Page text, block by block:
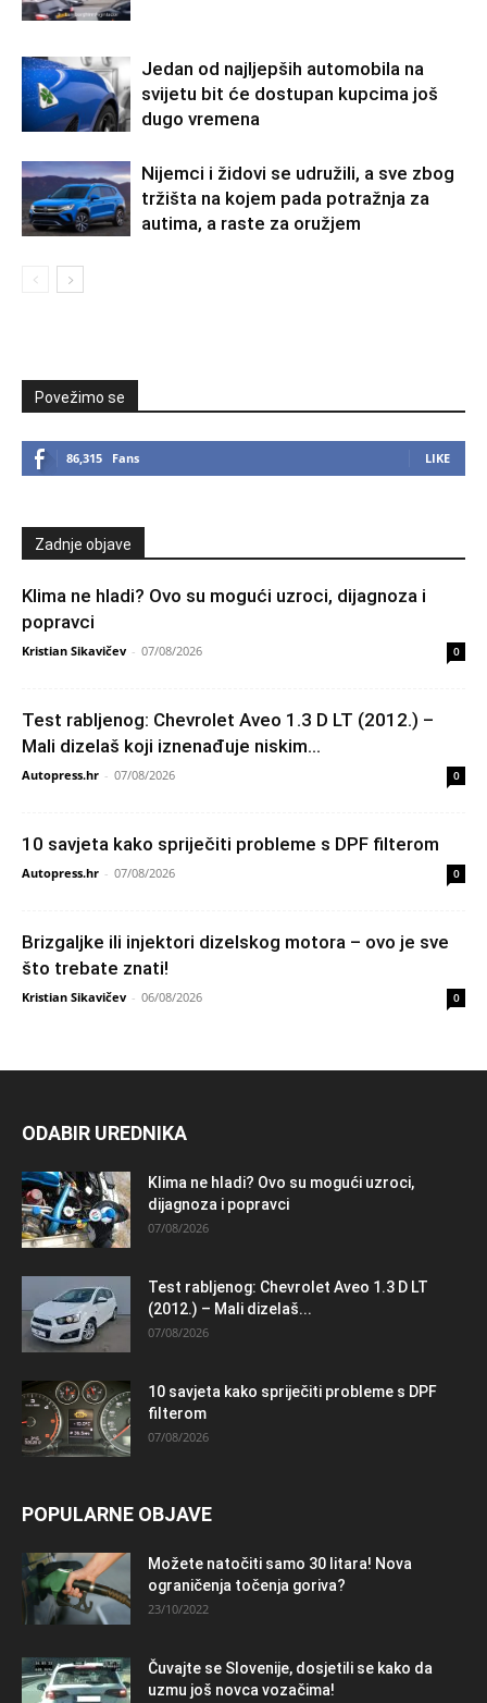
Jedan od najljepših automobila na
svijetu bit će dostupan kupcima još
dugo vremena
Nijemci i židovi se udružili, a sve zbog
tržišta na kojem pada potražnja za
autima, a raste za oružjem
Povežimo se
86,315 Fans LIKE
Zadnje objave
Klima ne hladi? Ovo su mogući uzroci, dijagnoza i
popravci
Kristian Sikavičev - 07/08/2026 0
Test rabljenog: Chevrolet Aveo 1.3 D LT (2012.) –
Mali dizelaš koji iznenađuje niskim...
Autopress.hr - 07/08/2026 0
10 savjeta kako spriječiti probleme s DPF filterom
Autopress.hr - 07/08/2026 0
Brizgaljke ili injektori dizelskog motora – ovo je sve
što trebate znati!
Kristian Sikavičev - 06/08/2026 0
ODABIR UREDNIKA
Klima ne hladi? Ovo su mogući uzroci,
dijagnoza i popravci
07/08/2026
Test rabljenog: Chevrolet Aveo 1.3 D LT
(2012.) – Mali dizelaš...
07/08/2026
10 savjeta kako spriječiti probleme s DPF
filterom
07/08/2026
POPULARNE OBJAVE
Možete natočiti samo 30 litara! Nova
ograničenja točenja goriva?
23/10/2022
Čuvajte se Slovenije, dosjetili se kako da
uzmu još novca vozačima!